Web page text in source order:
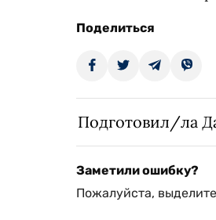
Поделиться
Подготовил/ла
Заметили ошибку?
Пожалуйста,